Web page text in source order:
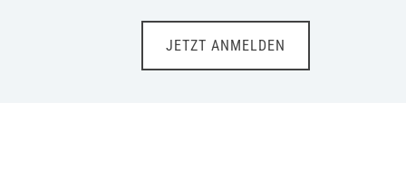
JETZT ANMELDEN